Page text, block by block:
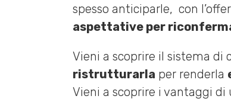
spesso anticiparle, con
aspettative per
Vieni a scoprire il sistema di
ristrutturarla per renderla
Vieni a scoprire i vantaggi